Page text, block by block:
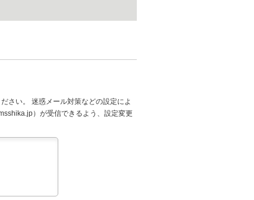
さい。 迷惑メール対策などの設定によ
）が受信できるよう、設定変更